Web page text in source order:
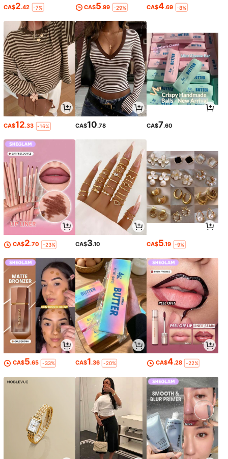
CA$2.42 -7% CA$5.99 -29% CA$4.69 -8%
CA$12.33 -16% CA$10.78 CA$7.60
CA$2.70 -23% CA$3.10 CA$5.19 -9%
CA$5.65 -33% CA$1.36 -20% CA$4.28 -22%